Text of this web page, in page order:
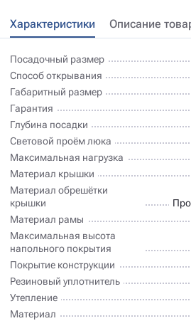
Характеристики Описание
Посадочный размер
Способ открывания
Габаритный размер
Гарантия
Глубина посадки
Световой проём люка
Максимальная нагрузка
Материал крышки
Материал обрешётки
крышки
Материал рамы
Максимальная высота
напольного покрытия
Покрытие конструкции
Резиновый уплотнитель
Утепление
Материал